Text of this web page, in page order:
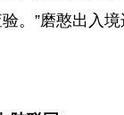
。”磨憨出入